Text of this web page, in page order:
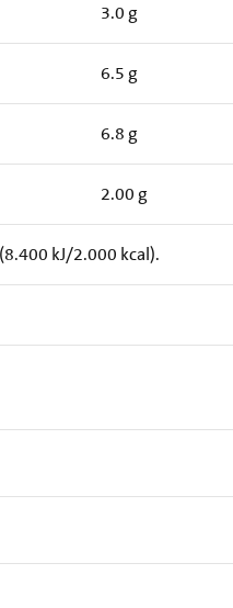
3.0 g
6.5 g
6.8 g
2.00 g
kJ/2.000 kcal).